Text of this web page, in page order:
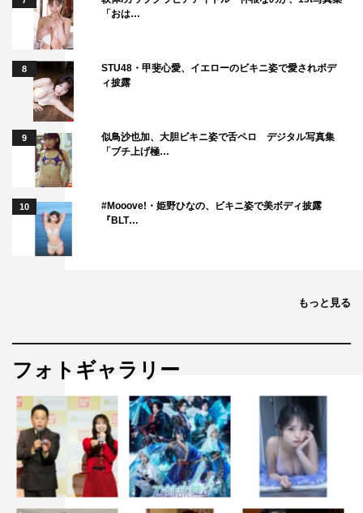
「おは…
8
STU48・甲斐心愛、イエローのビキニ姿で愛されボデ
ィ披露
9
似鳥沙也加、大胆ビキニ姿で舌ペロ デジタル写真集
「ブチ上げ極…
10
#Mooove!・姫野ひなの、ビキニ姿で美ボディ披露
『BLT…
もっと見る
フォトギャラリー